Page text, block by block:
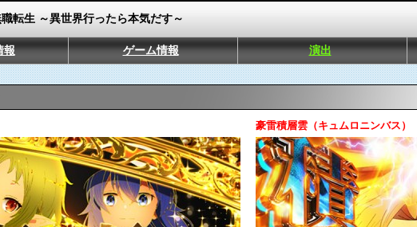
職転生 ～異世界行ったら本気だす～
報 ゲーム情報 演出
豪雷積層雲（キュムロニンバス）